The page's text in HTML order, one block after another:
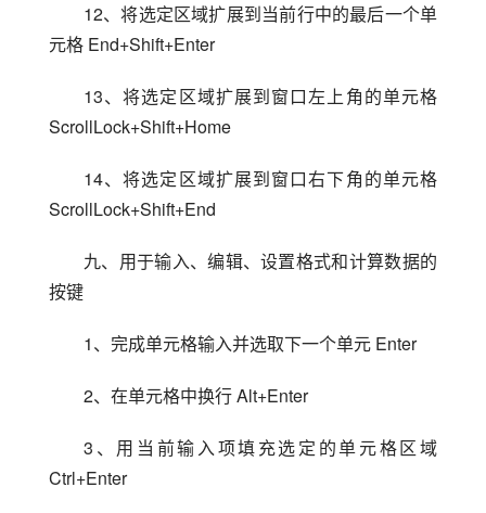
12、将选定区域扩展到当前行中的最后一个单
元格 End+Shift+Enter
13、将选定区域扩展到窗口左上角的单元格
ScrollLock+Shift+Home
14、将选定区域扩展到窗口右下角的单元格
ScrollLock+Shift+End
九、用于输入、编辑、设置格式和计算数据的
按键
1、完成单元格输入并选取下一个单元 Enter
2、在单元格中换行 Alt+Enter
3、用当前输入项填充选定的单元格区域
Ctrl+Enter